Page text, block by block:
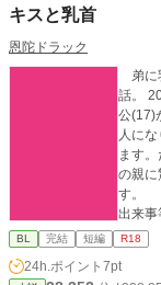
キスと乳首
恩陀ドラック
弟に
話。 202X年の日本のどこかが舞台です。 流されやすい主人
公(17)
人に
ます
の親に
す。 この作品はフィクションです。登場する人物・団体・
出来事
ません
BL 完結 短編 R18
24h.ポイント 7pt